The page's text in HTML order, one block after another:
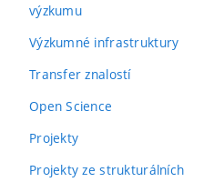
výzkumu
Výzkumné infrastruktury
Transfer znalostí
Open Science
Projekty
Projekty ze strukturálních